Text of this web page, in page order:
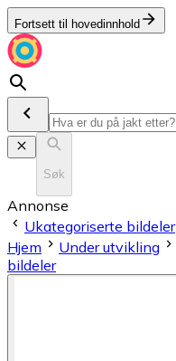
Fortsett til hovedinnhold
Søk
Annonse
Ukategoriserte bildeler
Hjem
Under utvikling
bildeler